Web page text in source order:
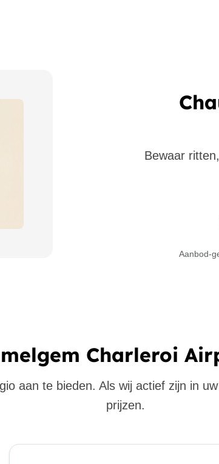
Bewaar
Aanbod-
Charleroi
aan te bieden. Als wij actief zijn in
prijzen.